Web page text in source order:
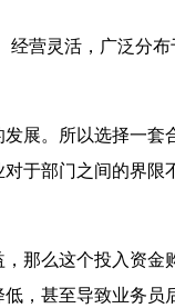
营灵活，广泛分
。所以选择一套
于部门之间的界
么这个投入资金
，甚至导致业务